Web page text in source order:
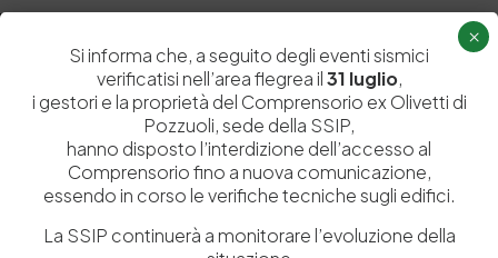
Istituita a Napoli per Regio Decreto nel 1885, la Stazione
Sperimentale per l’Industria delle Pelli e delle materie concianti
(SSIP) è un Organismo di Ricerca Nazionale delle Camere di
Si informa che, a seguito degli eventi sismici
verificatisi nell’area flegrea il31 luglio,
i gestori e la proprietà del Comprensorio ex Olivetti di
Pozzuoli, sede della SSIP,
hanno disposto l’interdizione dell’accesso al
Comprensorio fino a nuova comunicazione,
essendo in corso le verifiche tecniche sugli edifici.
La SSIP continuerà a monitorare l’evoluzione della
×